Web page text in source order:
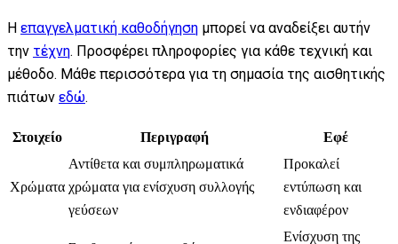
Η επαγγελματική καθοδήγηση μπορεί να αναδείξει αυτήν
την τέχνη. Προσφέρει πληροφορίες για κάθε τεχνική και
μέθοδο. Μάθε περισσότερα για τη σημασία της αισθητικής
πιάτων εδώ.
Στοιχείο Περιγραφή Εφέ
Χρώματα
Αντίθετα και συμπληρωματικά
χρώματα για ενίσχυση συλλογής
γεύσεων
Προκαλεί
εντύπωση και
ενδιαφέρον
Ενίσχυση της